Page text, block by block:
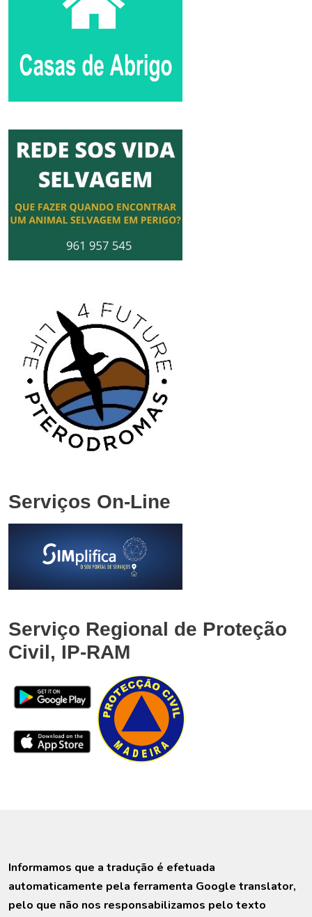
Serviços On-Line
Serviço Regional de Proteção
Civil, IP-RAM
Informamos que a tradução é efetuada
automaticamente pela ferramenta Google translator,
pelo que não nos responsabilizamos pelo texto